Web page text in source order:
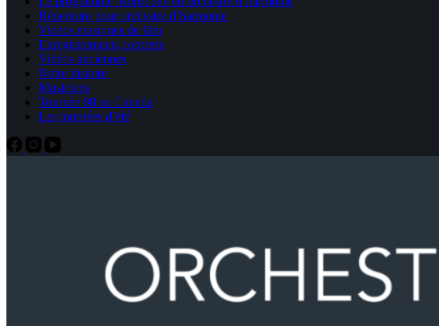
Répertoire pour orchestre d’harmonie
Videos musiques de film
Enregistrements concerts
Vidéos anciennes
Notre histoire
Musiciens
Tournée 98 au Canada
Les tournées d’été